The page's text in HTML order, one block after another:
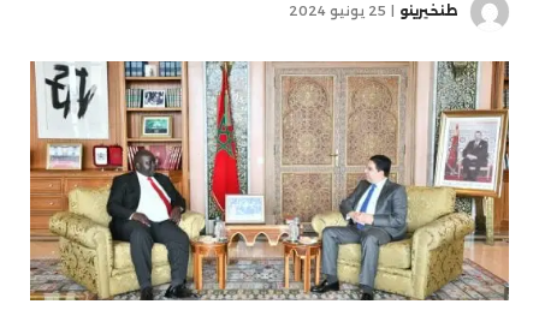
طنخيرينو 25 يونيو 2024